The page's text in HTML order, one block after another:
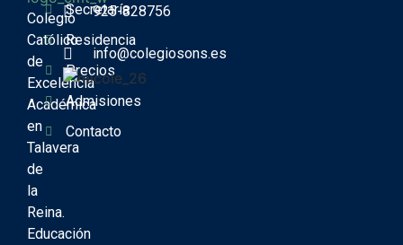
Colegio
Católico
de
Excelencia
Académica
en
Talavera
de
la
Reina.
Educación
Secretaría
Residencia
Precios
Admisiones
Contacto
925-828756
info@colegiosons.es